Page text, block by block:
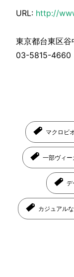
URL: http://
東京都台東区谷
03-5815-4660
マクロビ
一部ヴィー
デ
カジュアル